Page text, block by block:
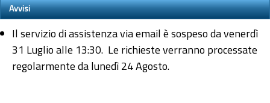
Avvisi
Il servizio di assistenza via email è sospeso da venerdì
31 Luglio alle 13:30. Le richieste verranno processate
regolarmente da lunedì 24 Agosto.